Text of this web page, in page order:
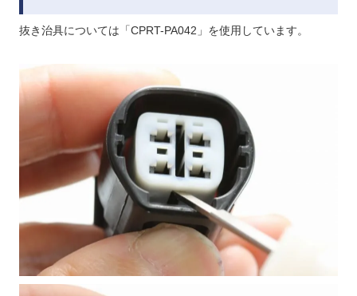
抜き治具については「CPRT-PA042」を使用しています。